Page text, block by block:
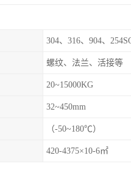
螺纹、法兰、活接等
20~15000KG
32~450mm
（-50~180℃）
420-4375×10-6㎡